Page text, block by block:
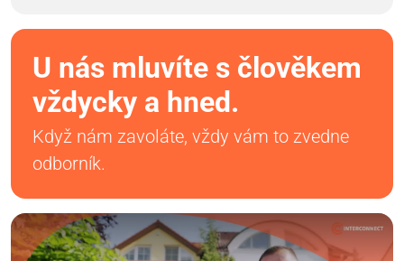
U nás mluvíte s člověkem
vždycky a hned.
Když nám zavoláte, vždy vám to zvedne
odborník.